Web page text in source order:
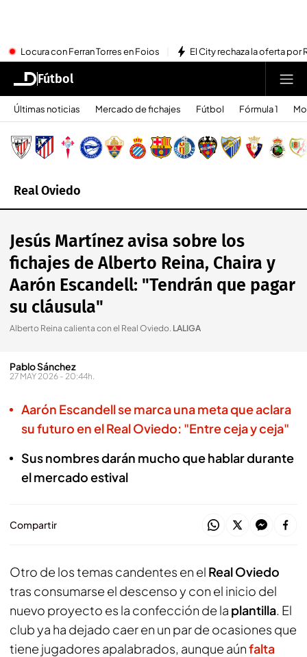
Locura con Ferran Torres en Foios El City rechaza la oferta por
Fútbol
Últimas noticias Mercado de fichajes Fútbol Fórmula 1
Real Oviedo
Jesús Martínez avisa sobre los
fichajes de Alberto Reina, Chaira y
Aarón Escandell: "Tendrán que pagar
su cláusula"
Alberto Reina calienta con el Real Oviedo. LALIGA
Pablo Sánchez
27 MAY 2026 - 20:44h.
Aarón Escandell se marca una meta que aclara
su futuro en el Real Oviedo: "Entre ceja y ceja"
Sus nombres darán mucho que hablar durante
el mercado estival
Compartir
Otro de los temas candentes en el Real Oviedo
tras consumarse el descenso y con el inicio del
nuevo proyecto es la confección de la plantilla. El
club ya ha dejado caer en un par de ocasiones que
tiene jugadores apalabrados, aunque aúnfalta